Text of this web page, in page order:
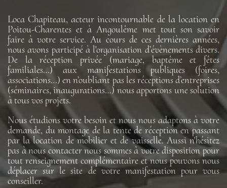
Loca Chapiteau, acteur incontournable de la location en
Poitou-Charentes et à Angoulême met tout son savoir
faire à votre service. Au cours de ces dernières années,
nous avons participé à l'organisation d’évènements divers.
De la réception privée (mariage, baptême et fêtes
familiales…) aux manifestations publiques (foires,
associations…) en n’oubliant pas les réceptions d’entreprises
(séminaires, inaugurations…) nous apportons une solution
à tous vos projets.
Nous étudions votre besoin et nous nous adaptons à votre
demande, du montage de la tente de réception en passant
par la location de mobilier et de vaisselle. Aussi n'hésitez
pas à nous contacter nous sommes à votre disposition pour
tout renseignement complémentaire et nous pouvons nous
déplacer sur le site de votre manifestation pour vous
conseiller.